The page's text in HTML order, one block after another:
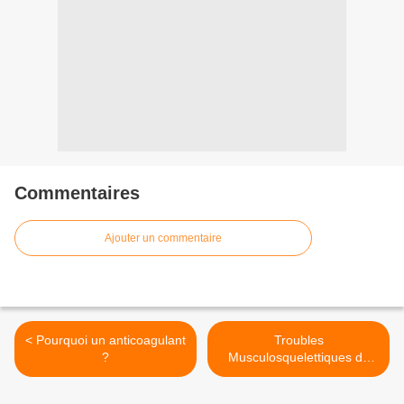
Commentaires
Ajouter un commentaire
< Pourquoi un anticoagulant
?
Troubles
Musculosquelettiques du
Cou >